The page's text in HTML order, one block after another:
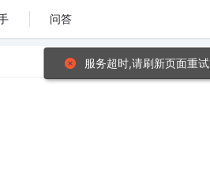
问答
服务超时,请刷新页面重试